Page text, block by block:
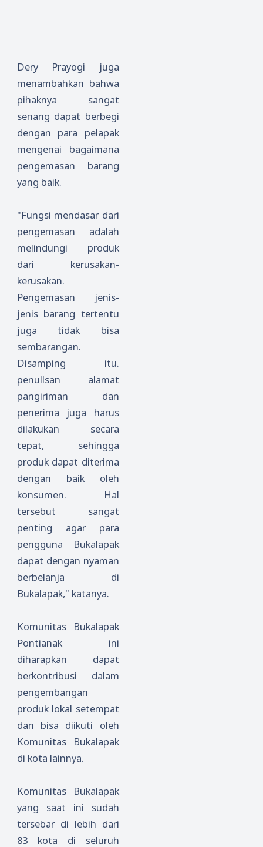
Dery Prayogi juga
menambahkan bahwa
pihaknya sangat
senang dapat berbegi
dengan para pelapak
mengenai bagaimana
pengemasan barang
yang baik.
"Fungsi mendasar dari
pengemasan adalah
melindungi produk
dari kerusakan-
kerusakan.
Pengemasan jenis-
jenis barang tertentu
juga tidak bisa
sembarangan.
Disamping itu.
penullsan alamat
pangiriman dan
penerima juga harus
dilakukan secara
tepat, sehingga
produk dapat diterima
dengan baik oleh
konsumen. Hal
tersebut sangat
penting agar para
pengguna Bukalapak
dapat dengan nyaman
berbelanja di
Bukalapak," katanya.
Komunitas Bukalapak
Pontianak ini
diharapkan dapat
berkontribusi dalam
pengembangan
produk lokal setempat
dan bisa diikuti oleh
Komunitas Bukalapak
di kota lainnya.
Komunitas Bukalapak
yang saat ini sudah
tersebar di lebih dari
83 kota di seluruh